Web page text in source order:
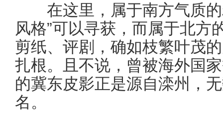
在这里，属于南方气质的
风格”可以寻获，而属于北
剪纸、评剧，确如枝繁叶茂
扎根。且不说，曾被海外国
的冀东皮影正是源自滦州，
名。